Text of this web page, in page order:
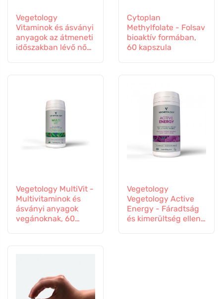
Vegetology
Vitaminok és ásványi
anyagok az átmeneti
időszakban lévő nők
Cytoplan
Methylfolate - Folsav
bioaktív formában,
60 kapszula
Vegetology MultiVit -
Multivitaminok és
ásványi anyagok
vegánoknak, 60
Vegetology
Vegetology Active
Energy - Fáradtság
és kimerültség ellen,